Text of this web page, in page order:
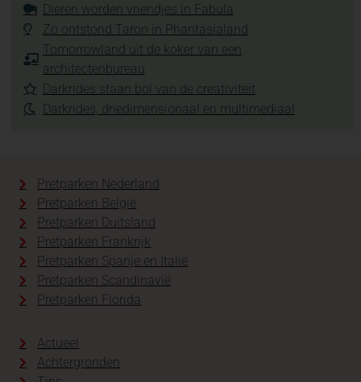
Dieren worden vriendjes in Fabula
Zo ontstond Taron in Phantasialand
Tomorrowland uit de koker van een
architectenbureau
Darkrides staan bol van de creativiteit
Darkrides, driedimensionaal en multimediaal
Pretparken Nederland
Pretparken België
Pretparken Duitsland
Pretparken Frankrijk
Pretparken Spanje en Italië
Pretparken Scandinavië
Pretparken Florida
Actueel
Achtergronden